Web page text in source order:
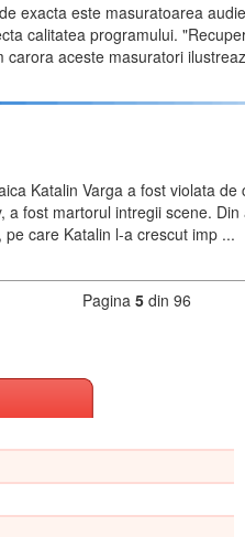
exacta este masuratoarea
calitatea programului.
carora aceste masuratori
Katalin Varga a fost violata
a fost martorul intregii scene.
care Katalin l-a crescut imp ...
Pagina 5din 96